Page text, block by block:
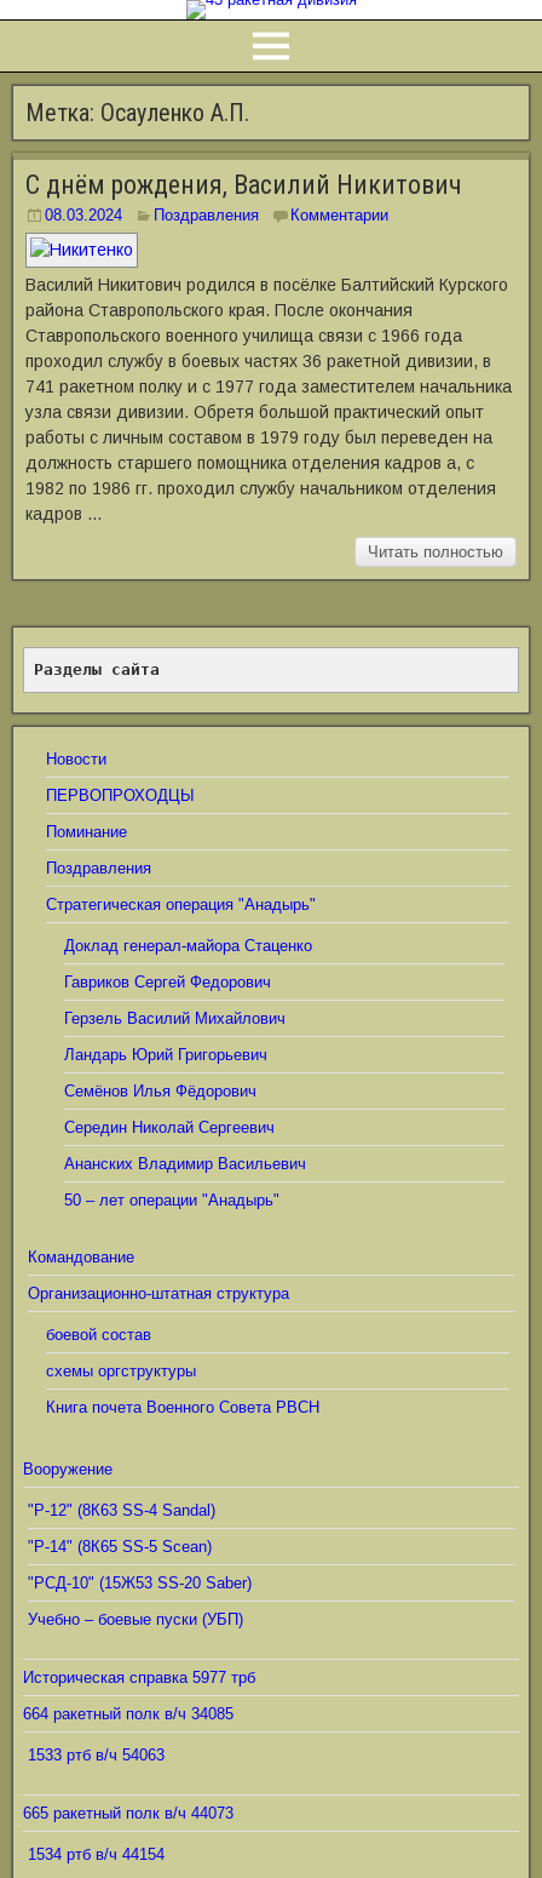
Метка: Осауленко А.П.
С днём рождения, Василий Никитович
08.03.2024 Поздравления Комментарии
Василий Никитович родился в посёлке Балтийский Курского
района Ставропольского края. После окончания
Ставропольского военного училища связи с 1966 года
проходил службу в боевых частях 36 ракетной дивизии, в
741 ракетном полку и с 1977 года заместителем начальника
узла связи дивизии. Обретя большой практический опыт
работы с личным составом в 1979 году был переведен на
должность старшего помощника отделения кадров а, с
1982 по 1986 гг. проходил службу начальником отделения
кадров …
Читать полностью
Разделы сайта
Новости
ПЕРВОПРОХОДЦЫ
Поминание
Поздравления
Стратегическая операция "Анадырь"
Доклад генерал-майора Стаценко
Гавриков Сергей Федорович
Герзель Василий Михайлович
Ландарь Юрий Григорьевич
Семёнов Илья Фёдорович
Середин Николай Сергеевич
Ананских Владимир Васильевич
50 – лет операции "Анадырь"
Командование
Организационно-штатная структура
боевой состав
схемы оргструктуры
Книга почета Военного Совета РВСН
Вооружение
"Р-12" (8К63 SS-4 Sandal)
"Р-14" (8К65 SS-5 Scean)
"РСД-10" (15Ж53 SS-20 Saber)
Учебно – боевые пуски (УБП)
Историческая справка 5977 трб
664 ракетный полк в/ч 34085
1533 ртб в/ч 54063
665 ракетный полк в/ч 44073
1534 ртб в/ч 44154